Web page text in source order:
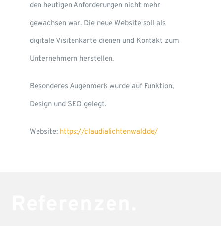
den heutigen Anforderungen nicht mehr
gewachsen war. Die neue Website soll als
digitale Visitenkarte dienen und Kontakt zum
Unternehmern herstellen.
Besonderes Augenmerk wurde auf Funktion,
Design und SEO gelegt.
Website: https://claudialichtenwald.de/